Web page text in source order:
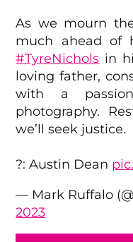
As we mourn
much ahead of
#TyreNichols in
loving father,
with a
photography.
we’ll seek justice.
?: Austin Dean
— Mark Ruffalo
2023